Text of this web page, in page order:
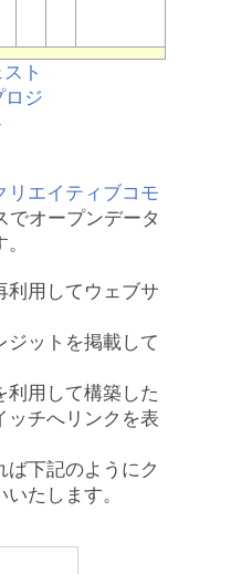
リエイティブコモ
でオープンデータ
利用してウェブサ
ジットを掲載して
利用して構築した
ッチへリンクを表
ば下記のようにク
たします。